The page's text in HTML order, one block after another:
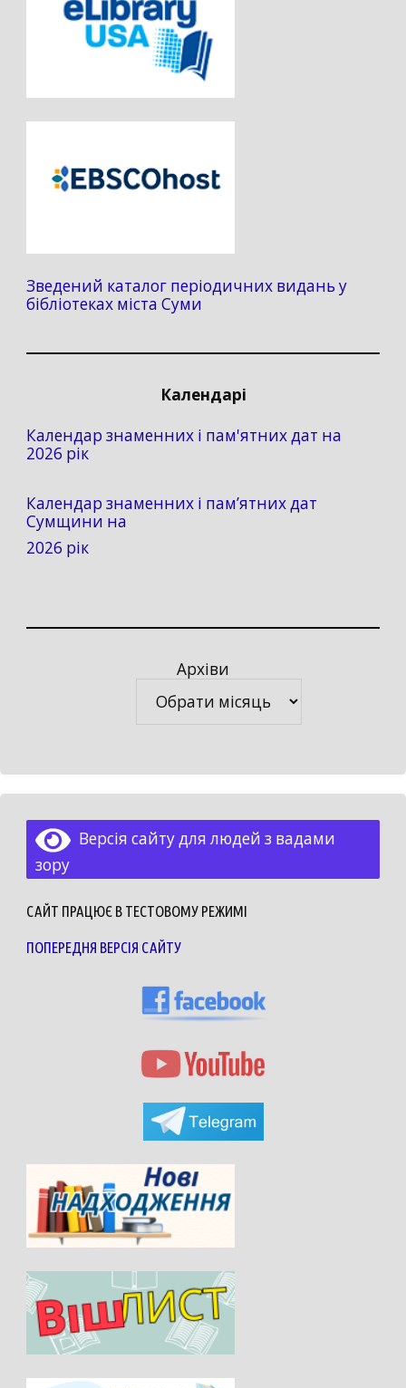
Зведений каталог періодичних видань у
бібліотеках міста Суми
Календарі
Календар знаменних і пам'ятних дат на
2026 рік
Календар знаменних і пам’ятних дат
Сумщини на
2026 рік
Архіви
Версія сайту для людей з вадами
зору
САЙТ ПРАЦЮЄ В ТЕСТОВОМУ РЕЖИМІ
ПОПЕРЕДНЯ ВЕРСІЯ САЙТУ